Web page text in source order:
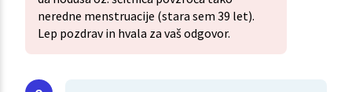
neredne menstruacije (stara sem 39 let).
Lep pozdrav in hvala za vaš odgovor.